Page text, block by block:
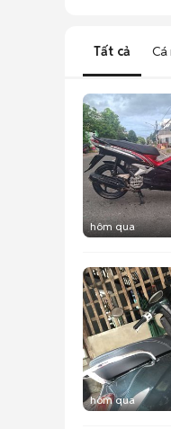
Tất cả Cá
hôm qua
hôm qua